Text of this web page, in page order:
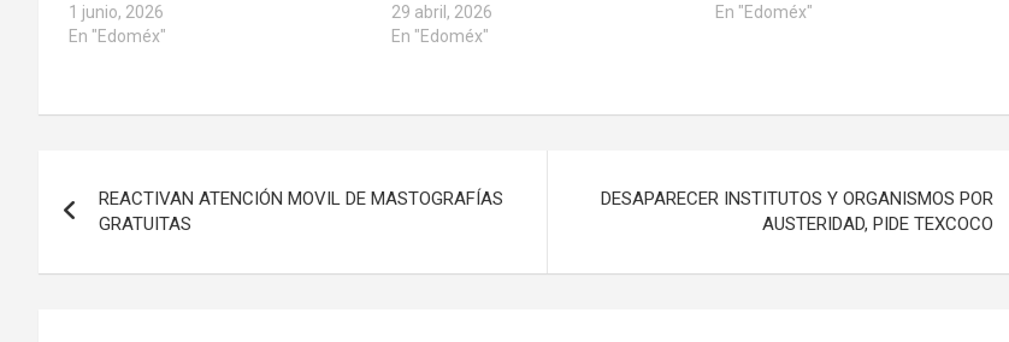
1 junio, 2026
En "Edoméx"
29 abril, 2026
En "Edoméx"
En "Edoméx"
de
entradas
REACTIVAN ATENCIÓN MOVIL DE MASTOGRAFÍAS
GRATUITAS
DESAPARECER INSTITUTOS Y ORGANISMOS POR
AUSTERIDAD, PIDE TEXCOCO